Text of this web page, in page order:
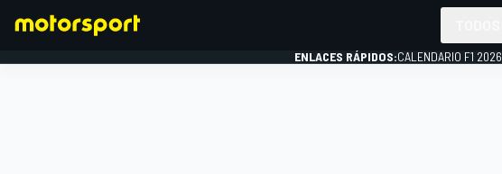
ENLACES RÁPIDOS:CALENDARIO F1 2026